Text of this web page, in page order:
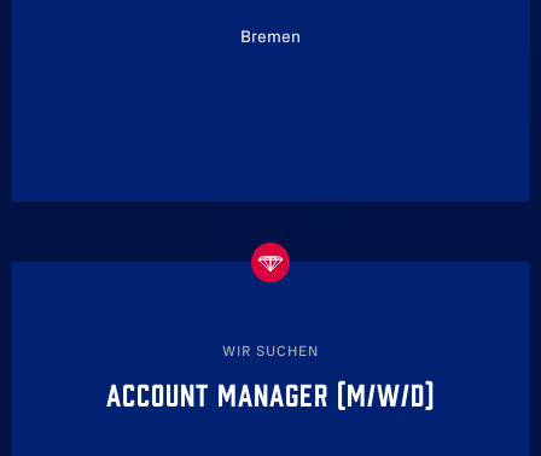
Bremen
WIR SUCHEN
ACCOUNT MANAGER (M/W/D)